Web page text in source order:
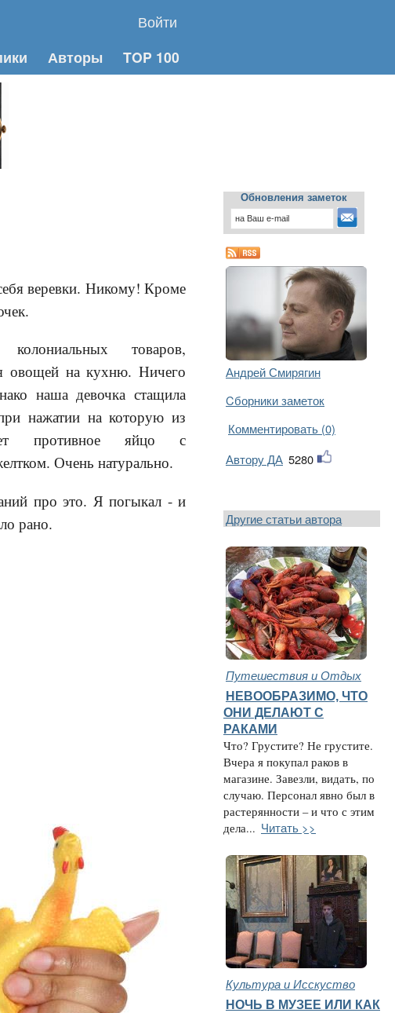
Войти
Авторы TOP 100
веревки. Никому! Кроме
товаров,
овощей на кухню. Ничего
наша девочка стащила
нажатии на которую из
противное яйцо с
Очень натурально.
про это. Я погыкал - и
рано.
Обновления заметок
Андрей Смирягин
Cборники заметок
Комментировать (0)
Автору ДА 5280
Другие статьи автора
Путешествия и Отдых
НЕВООБРАЗИМО, ЧТО
ОНИ ДЕЛАЮТ С
РАКАМИ
Что? Грустите? Не грустите.
Вчера я покупал раков в
магазине. Завезли, видать, по
случаю. Персонал явно был в
растерянности – и что с этим
дела... Читать >>
Культура и Исскуство
НОЧЬ В МУЗЕЕ ИЛИ КАК